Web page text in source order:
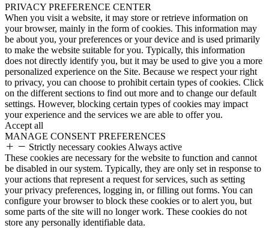
PRIVACY PREFERENCE CENTER
When you visit a website, it may store or retrieve information on
your browser, mainly in the form of cookies. This information may
be about you, your preferences or your device and is used primarily
to make the website suitable for you. Typically, this information
does not directly identify you, but it may be used to give you a more
personalized experience on the Site. Because we respect your right
to privacy, you can choose to prohibit certain types of cookies. Click
on the different sections to find out more and to change our default
settings. However, blocking certain types of cookies may impact
your experience and the services we are able to offer you.
Accept all
MANAGE CONSENT PREFERENCES
Strictly necessary cookies Always active
These cookies are necessary for the website to function and cannot
be disabled in our system. Typically, they are only set in response to
your actions that represent a request for services, such as setting
your privacy preferences, logging in, or filling out forms. You can
configure your browser to block these cookies or to alert you, but
some parts of the site will no longer work. These cookies do not
store any personally identifiable data.